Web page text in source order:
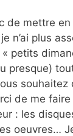
de mettre
n’ai plus
petits
presque)
de me
: les
oeuvres…